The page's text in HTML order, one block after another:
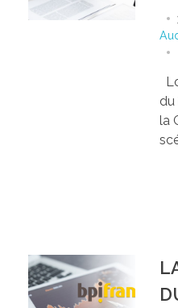
du
la